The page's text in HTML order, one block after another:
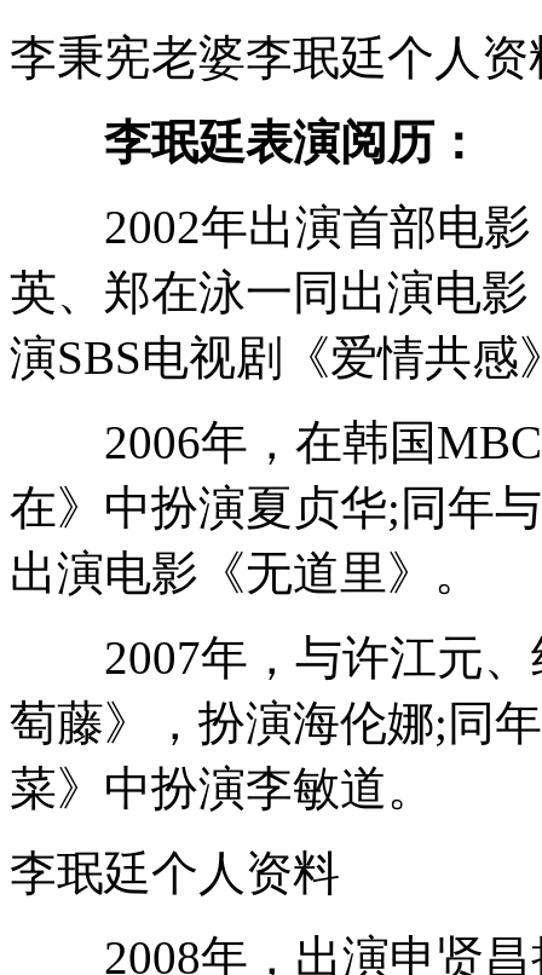
李秉宪老婆李珉廷个人资
李珉廷表演阅历：
2002年出演首部电影
英、郑在泳一同出演电
演SBS电视剧《爱情共感
2006年，在韩国MBC
在》中扮演夏贞华;同年
出演电影《无道里》。
2007年，与许江元、
萄藤》，扮演海伦娜;同
菜》中扮演李敏道。
李珉廷个人资料
2008年，出演申贤昌